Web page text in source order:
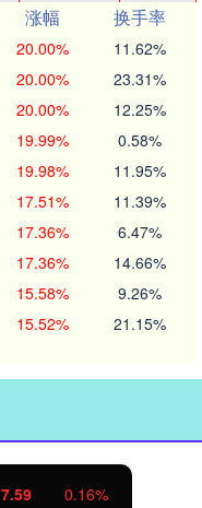
涨幅
换手率
20.00% 11.62%
20.00% 23.31%
20.00% 12.25%
19.99% 0.58%
19.98% 11.95%
17.51% 11.39%
17.36% 6.47%
17.36% 14.66%
15.58% 9.26%
15.52% 21.15%
-11.37 -1.00%